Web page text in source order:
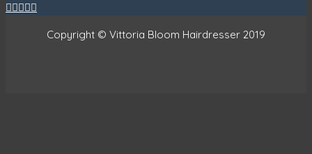

Copyright © Vittoria Bloom Hairdresser 2019